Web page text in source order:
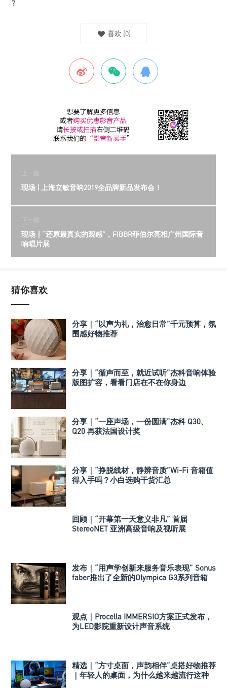
?
喜欢 (0)
上一篇
现场 | 上海立敏音响2019全品牌新品发布会！
下一篇
现场丨“还原最真实的观感”，FIBBR菲伯尔亮相广州国际音
响唱片展
猜你喜欢
分享｜“以声为礼，治愈日常”千元预算，氛
围感好物推荐
分享｜“循声而至，就近试听”杰科音响体验
版图扩容，看看门店在不在你身边
分享｜“一座声场，一份圆满”杰科 Q30、
Q20 再获法国设计奖
分享｜“挣脱线材，静辨音质”Wi-Fi 音箱值
得入手吗？小白选购干货汇总
回顾｜“开幕第一天意义非凡” 首届
StereoNET 亚洲高级音响及视听展
发布｜“用声学创新来服务音乐表现” Sonus
faber推出了全新的Olympica G3系列音箱
观点｜Procella IMMERSIO方案正式发布，
为LED影院重新设计声音系统
精选｜“方寸桌面，声韵相伴”桌搭好物推荐
｜年轻人的桌面，为什么越来越流行这种